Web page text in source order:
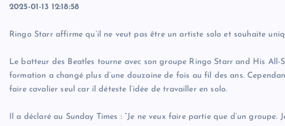
2025-01-13 12:18:58
Ringo Starr affirme qu’il ne veut pas être un artiste solo et souhaite
Le batteur des Beatles tourne avec son groupe Ringo Starr and His All-
formation a changé plus d’une douzaine de fois au fil des ans.
faire cavalier seul car il déteste l’idée de travailler en solo.
Il a déclaré au Sunday Times : “Je ne veux faire partie que d’un groupe.